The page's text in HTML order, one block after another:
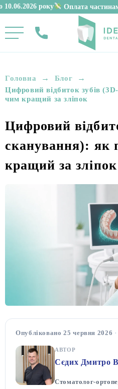
Оплата частинами Акціяна
Головна → Блог →
Цифровий відбиток зубів
чим кращий за зліпок
Цифровий
сканування): як
кращий за зліпок
Опубліковано 25 червня 2026 ·
АВТОР
Сєдих Дмитро
Стоматолог-